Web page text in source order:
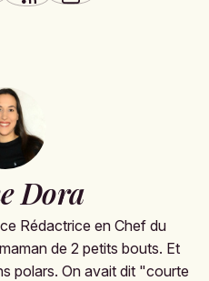
Dora
Rédactrice en Chef du
de 2 petits bouts. Et
polars. On avait dit "courte